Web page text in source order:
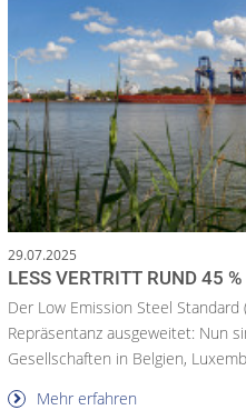
29.07.2025
LESS VERTRITT RUND 45
Der Low Emission Steel
Repräsentanz ausgeweitet: Nun
Gesellschaften in Belgien,
Mehr erfahren